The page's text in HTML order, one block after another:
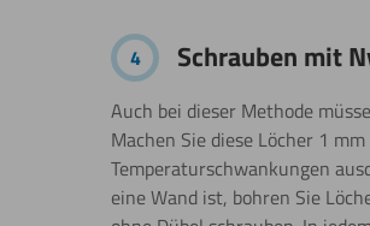
4 Schrauben mit
Auch bei dieser Methode
Machen Sie diese Löcher 1
Temperaturschwankungen
eine Wand ist, bohren Sie